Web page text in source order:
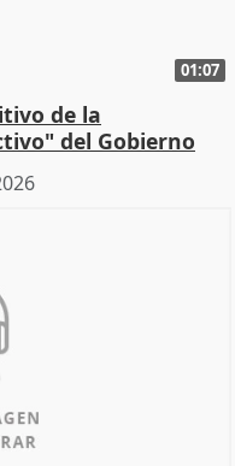
01:07
de la
del Gobierno